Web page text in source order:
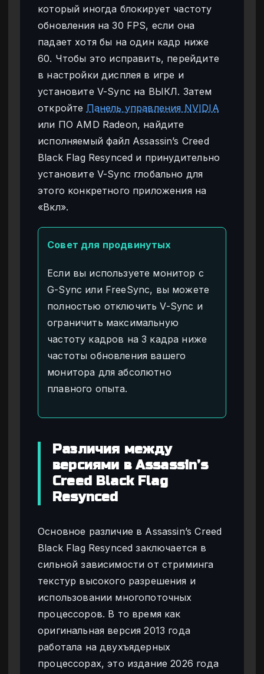
который иногда блокирует частоту
обновления на 30 FPS, если она
падает хотя бы на один кадр ниже
60. Чтобы это исправить, перейдите
в настройки дисплея в игре и
установите V-Sync на ВЫКЛ. Затем
откройте Панель управления NVIDIA
или ПО AMD Radeon, найдите
исполняемый файл Assassin’s Creed
Black Flag Resynced и принудительно
установите V-Sync глобально для
этого конкретного приложения на
«Вкл».
Совет для продвинутых
Если вы используете монитор с
G-Sync или FreeSync, вы можете
полностью отключить V-Sync и
ограничить максимальную
частоту кадров на 3 кадра ниже
частоты обновления вашего
монитора для абсолютно
плавного опыта.
Различия между
версиями в Assassin’s
Creed Black Flag
Resynced
Основное различие в Assassin’s Creed
Black Flag Resynced заключается в
сильной зависимости от стриминга
текстур высокого разрешения и
использовании многопоточных
процессоров. В то время как
оригинальная версия 2013 года
работала на двухъядерных
процессорах, это издание 2026 года